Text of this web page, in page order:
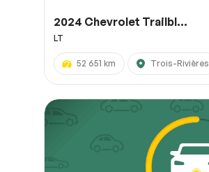
2024 Chevrolet Trailbl...
LT
52 651 km Trois-Rivières